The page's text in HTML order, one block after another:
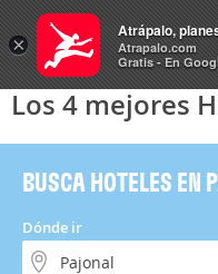
Hoteles
Los 4 mejores
BUSCA HOTELES EN
Dónde ir
×
Atrápalo,
Atrapalo.com
Gratis - En